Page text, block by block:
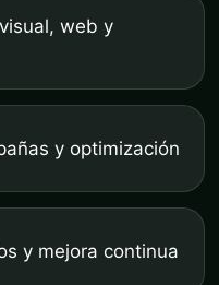
web y
y optimización
y mejora continua